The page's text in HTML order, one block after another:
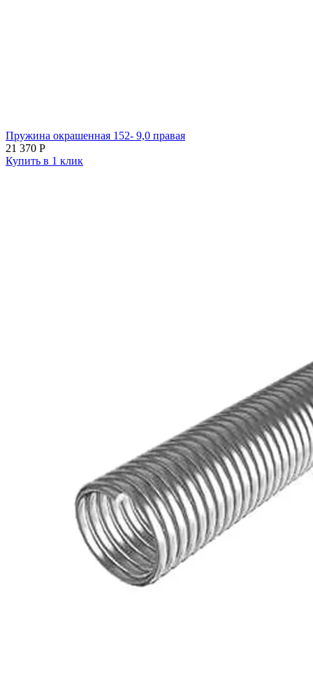
Пружина окрашенная 152- 9,0 правая
21 370 Р
Купить в 1 клик